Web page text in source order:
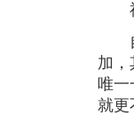
自
加，
唯一
就更